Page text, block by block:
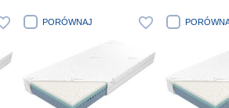
PORÓWNAJ